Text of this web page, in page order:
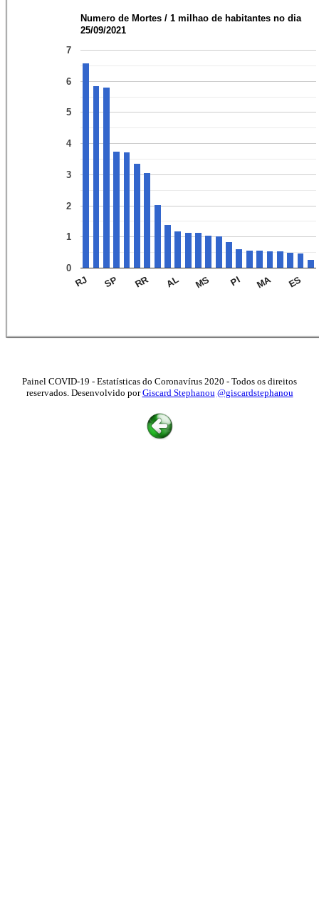
Numero de Mortes / 1 milhao de habitantes no dia
25/09/2021
RJ SP RR AL MS PI MA ES
0
1
2
3
4
5
6
7
Painel COVID-19 - Estatísticas do Coronavírus 2020 - Todos os direitos
reservados. Desenvolvido porGiscard Stephanou @giscardstephanou